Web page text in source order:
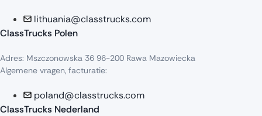
lithuania@classtrucks.com
ClassTrucks Polen
Adres: Mszczonowska 36 96-200 Rawa Mazowiecka
Algemene vragen, facturatie:
poland@classtrucks.com
ClassTrucks Nederland